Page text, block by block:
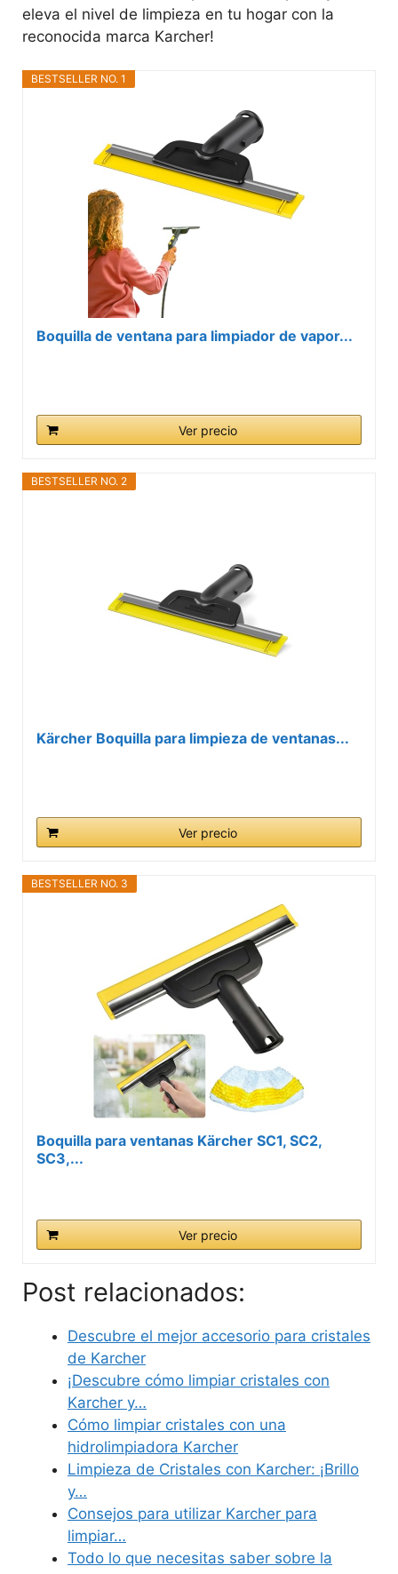
eleva el nivel de limpieza en tu hogar con la
reconocida marca Karcher!
BESTSELLER NO. 1
Boquilla de ventana para limpiador de vapor...
Ver precio
BESTSELLER NO. 2
Kärcher Boquilla para limpieza de ventanas...
Ver precio
BESTSELLER NO. 3
Boquilla para ventanas Kärcher SC1, SC2,
SC3,...
Ver precio
Post relacionados:
Descubre el mejor accesorio para cristales
de Karcher
¡Descubre cómo limpiar cristales con
Karcher y…
Cómo limpiar cristales con una
hidrolimpiadora Karcher
Limpieza de Cristales con Karcher: ¡Brillo
y…
Consejos para utilizar Karcher para
limpiar…
Todo lo que necesitas saber sobre la